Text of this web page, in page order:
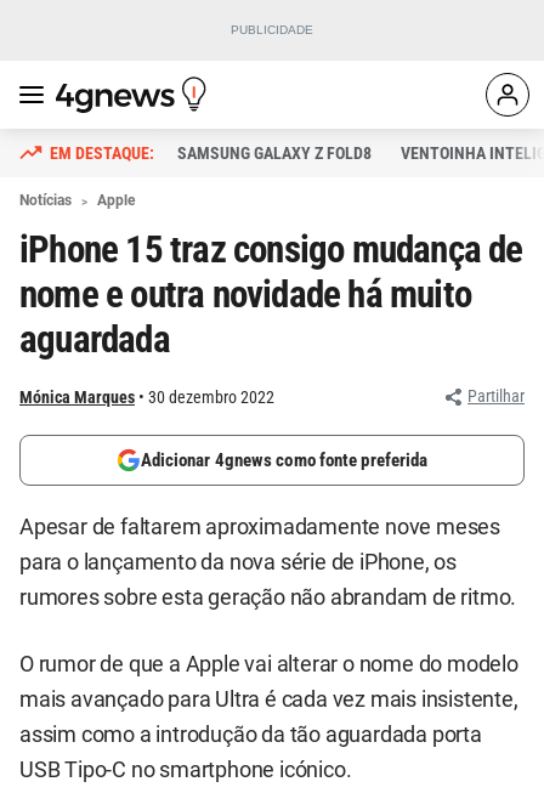
SAMSUNG GALAXY Z FOLD8 VENTOINHA
Notícias Apple
iPhone 15 traz consigo mudança de
nome e outra novidade há muito
aguardada
Mónica Marques 30 dezembro 2022 Partilhar
Adicionar 4gnews como fonte preferida
Apesar de faltarem aproximadamente nove meses
para o lançamento da nova série de iPhone, os
rumores sobre esta geração não abrandam de ritmo.
O rumor de que a Apple vai alterar o nome do modelo
mais avançado para Ultra é cada vez mais insistente,
assim como a introdução da tão aguardada porta
USB Tipo-C no smartphone icónico.